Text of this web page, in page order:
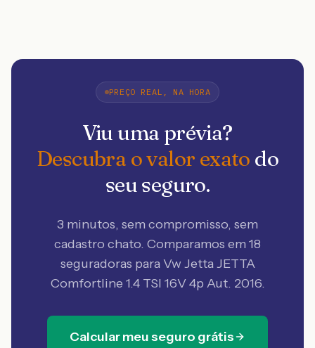
PREÇO REAL, NA HORA
Viu uma prévia?
Descubra o valor exato do
seu seguro.
3 minutos, sem compromisso, sem
cadastro chato. Comparamos em 18
seguradoras para Vw Jetta JETTA
Comfortline 1.4 TSI 16V 4p Aut. 2016.
Calcular meu seguro grátis